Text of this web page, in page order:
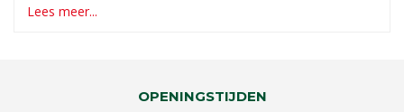
Lees meer...
OPENINGSTIJDEN